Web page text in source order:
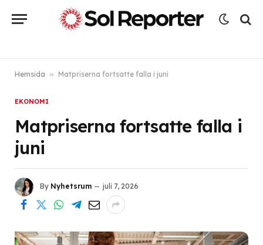
Hemsida » Matpriserna fortsatte falla i juni
EKONOMI
Matpriserna fortsatte falla i
juni
By Nyhetsrum juli 7, 2026